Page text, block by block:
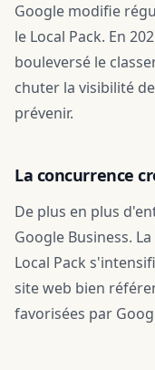
Google modifie
le Local Pack. En
bouleversé le
chuter la visibilité
prévenir.
La concurrence
De plus en plus
Google Business.
Local Pack
site web bien
favorisées par